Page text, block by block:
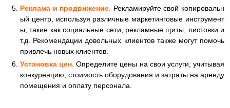
Реклама и продвижение. Рекламируйте свой копировальн
ый центр, используя различные маркетинговые инструмент
ы, такие как социальные сети, рекламные щиты, листовки и
т.д. Рекомендации довольных клиентов также могут помочь
привлечь новых клиентов.
Установка цен.Определите цены на свои услуги, учитывая
конкуренцию, стоимость оборудования и затраты на аренду
помещения и оплату персонала.